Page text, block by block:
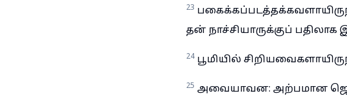
23
தன் நாச்சியாருக்குப்
24 பூமியில்
25 அவையாவன: அற்பமான